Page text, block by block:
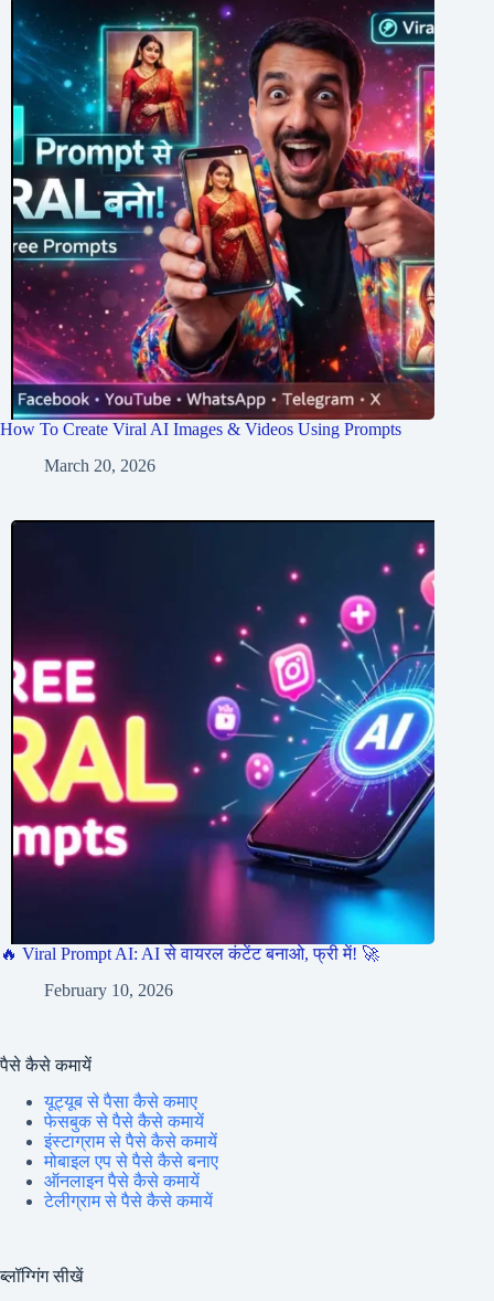
How To Create Viral AI Images & Videos Using Prompts
March 20, 2026
🔥 Viral Prompt AI: AI से वायरल कंटेंट बनाओ, फ्री में! 🚀
February 10, 2026
पैसे कैसे कमायें
यूट्यूब से पैसा कैसे कमाए
फेसबुक से पैसे कैसे कमायें
इंस्टाग्राम से पैसे कैसे कमायें
मोबाइल एप से पैसे कैसे बनाए
ऑनलाइन पैसे कैसे कमायें
टेलीग्राम से पैसे कैसे कमायें
ब्लॉग्गिंग सीखें